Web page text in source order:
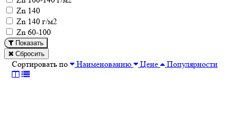
Zn 140
Zn 140 г/м2
Zn 60-100
Показать
Сбросить
Сортировать по Наименованию Цене Популярности